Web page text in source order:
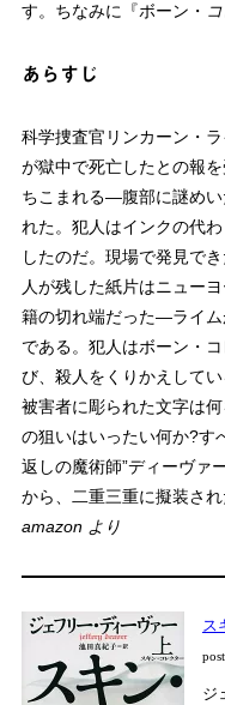
す。ちなみに『ボーン・
あらすじ
科学捜査官リンカーン・
が獄中で死亡したとの報
ちこまれる―腹部に謎めい
れた。犯人はインクの代
したのだ。現場で発見で
人が残した紙片はニュー
籍の切れ端だった―ライム
である。犯人はボーン・
び、殺人をくりかえして
被害者に彫られた文字は
の狙いはいったい何か?す
返しの魔術師”ディーヴァ
から、二重三重に擬装さ
amazon より
ス
ジ